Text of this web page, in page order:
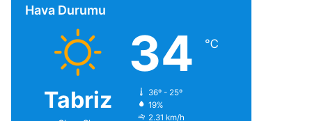
Hava Durumu
Tabriz
34 ℃
36º - 25º
19%
2.31 km/h